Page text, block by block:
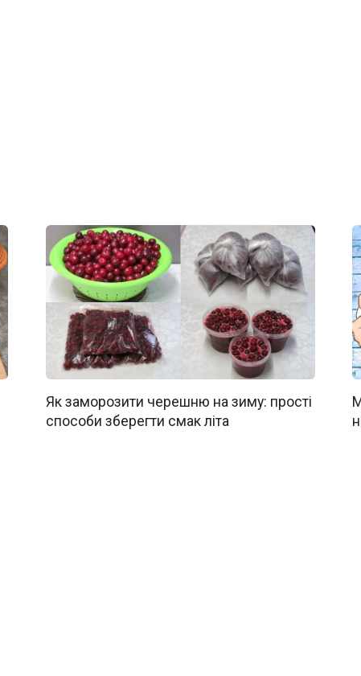
Як заморозити черешню на зиму: прості
способи зберегти смак літа